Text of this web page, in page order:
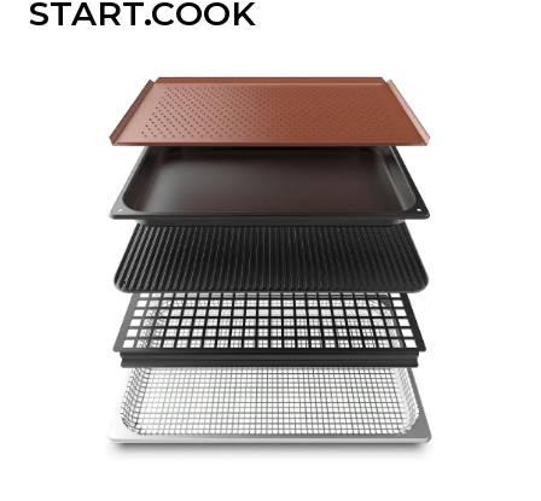
START.COOK